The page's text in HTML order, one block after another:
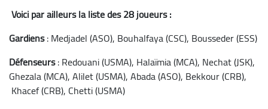
Voici par ailleurs la liste des 28 joueurs :
Gardiens: Medjadel (ASO), Bouhalfaya (CSC), Bousseder (ESS)
Défenseurs: Redouani (USMA), Halaïmia (MCA), Nechat (JSK),
Ghezala (MCA), Alilet (USMA), Abada (ASO), Bekkour (CRB),
Khacef (CRB), Chetti (USMA)